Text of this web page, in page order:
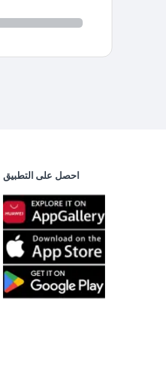
احصل على التطبيق